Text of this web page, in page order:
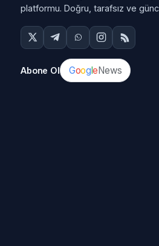
platformu. Doğru, tarafsız ve
Abone Ol GoogleNews